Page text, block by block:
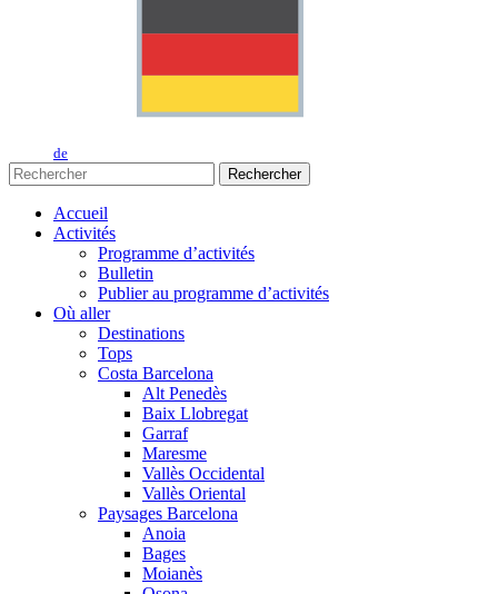
de
Rechercher
Accueil
Activités
Programme d’activités
Bulletin
Publier au programme d’activités
Où aller
Destinations
Tops
Costa Barcelona
Alt Penedès
Baix Llobregat
Garraf
Maresme
Vallès Occidental
Vallès Oriental
Paysages Barcelona
Anoia
Bages
Moianès